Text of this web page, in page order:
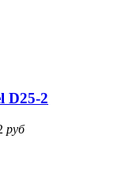
D25-2
руб